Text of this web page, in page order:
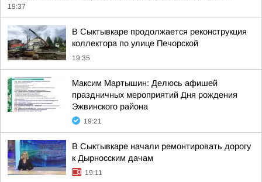
19:37
В Сыктывкаре продолжается реконструкция
коллектора по улице Печорской
19:35
Максим Мартышин: Делюсь афишей
праздничных мероприятий Дня рождения
Эжвинского района
19:21
В Сыктывкаре начали ремонтировать дорогу
к Дырносским дачам
19:11